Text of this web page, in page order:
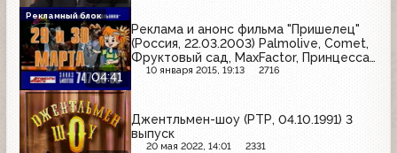
04:41
Реклама и анонс фильма "Пришелец"
(Россия, 22.03.2003) Palmolive, Comet,
Фруктовый сад, MaxFactor, Принцесса
Нури, Reflex, Mr. Proper, Rich, Pantene
10 января 2015, 19:13 2716
Рекламный блок
Джентльмен-шоу (РТР, 04.10.1991) 3
выпуск
20 мая 2022, 14:01 2331